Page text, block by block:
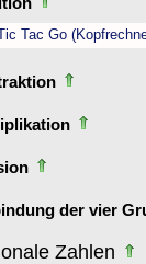
Tic Tac Go
der vier
Zahlen